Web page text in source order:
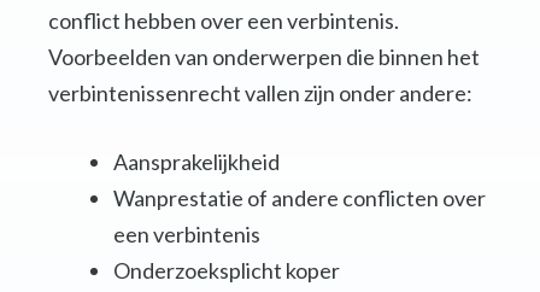
conflict hebben over een verbintenis.
Voorbeelden van onderwerpen die binnen het
verbintenissenrecht vallen zijn onder andere:
Aansprakelijkheid
Wanprestatie of andere conflicten over
een verbintenis
Onderzoeksplicht koper